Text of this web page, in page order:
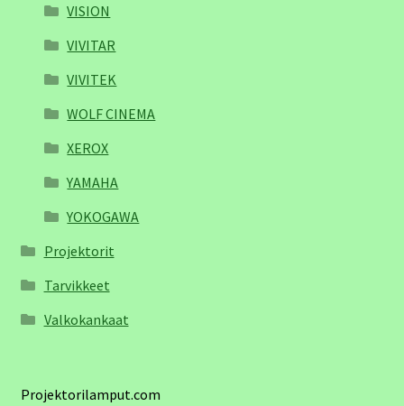
VISION
VIVITAR
VIVITEK
WOLF CINEMA
XEROX
YAMAHA
YOKOGAWA
Projektorit
Tarvikkeet
Valkokankaat
Projektorilamput.com